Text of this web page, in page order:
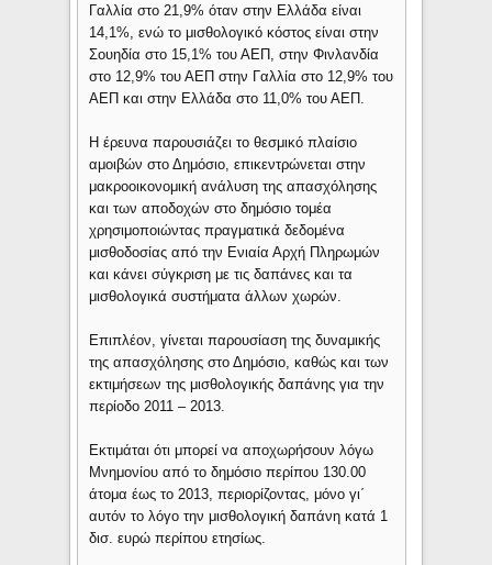
Γαλλία στο 21,9% όταν στην Ελλάδα είναι
14,1%, ενώ το μισθολογικό κόστος είναι στην
Σουηδία στο 15,1% του ΑΕΠ, στην Φινλανδία
στο 12,9% του ΑΕΠ στην Γαλλία στο 12,9% του
ΑΕΠ και στην Ελλάδα στο 11,0% του ΑΕΠ.
Η έρευνα παρουσιάζει το θεσμικό πλαίσιο
αμοιβών στο Δημόσιο, επικεντρώνεται στην
μακροοικονομική ανάλυση της απασχόλησης
και των αποδοχών στο δημόσιο τομέα
χρησιμοποιώντας πραγματικά δεδομένα
μισθοδοσίας από την Ενιαία Αρχή Πληρωμών
και κάνει σύγκριση με τις δαπάνες και τα
μισθολογικά συστήματα άλλων χωρών.
Επιπλέον, γίνεται παρουσίαση της δυναμικής
της απασχόλησης στο Δημόσιο, καθώς και των
εκτιμήσεων της μισθολογικής δαπάνης για την
περίοδο 2011 – 2013.
Εκτιμάται ότι μπορεί να αποχωρήσουν λόγω
Μνημονίου από το δημόσιο περίπου 130.00
άτομα έως το 2013, περιορίζοντας, μόνο γι΄
αυτόν το λόγο την μισθολογική δαπάνη κατά 1
δισ. ευρώ περίπου ετησίως.